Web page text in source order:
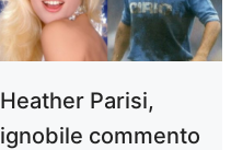
Heather Parisi,
ignobile commento